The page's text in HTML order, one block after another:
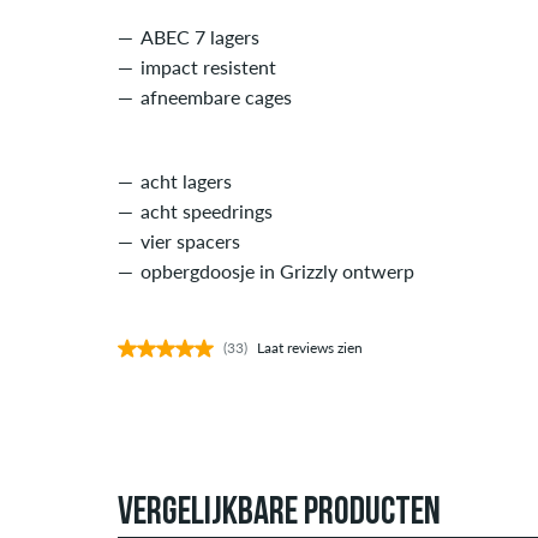
ABEC 7 lagers
impact resistent
afneembare cages
acht lagers
acht speedrings
vier spacers
opbergdoosje in Grizzly ontwerp
(33) Laat reviews zien
VERGELIJKBARE PRODUCTEN